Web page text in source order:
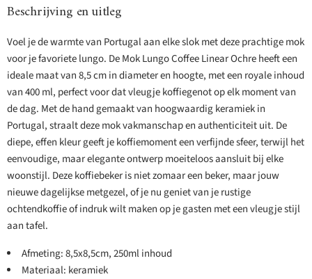
Beschrijving en uitleg
Voel je de warmte van Portugal aan elke slok met deze prachtige mok
voor je favoriete lungo. De Mok Lungo Coffee Linear Ochre heeft een
ideale maat van 8,5 cm in diameter en hoogte, met een royale inhoud
van 400 ml, perfect voor dat vleugje koffiegenot op elk moment van
de dag. Met de hand gemaakt van hoogwaardig keramiek in
Portugal, straalt deze mok vakmanschap en authenticiteit uit. De
diepe, effen kleur geeft je koffiemoment een verfijnde sfeer, terwijl het
eenvoudige, maar elegante ontwerp moeiteloos aansluit bij elke
woonstijl. Deze koffiebeker is niet zomaar een beker, maar jouw
nieuwe dagelijkse metgezel, of je nu geniet van je rustige
ochtendkoffie of indruk wilt maken op je gasten met een vleugje stijl
aan tafel.
Afmeting: 8,5x8,5cm, 250ml inhoud
Materiaal: keramiek